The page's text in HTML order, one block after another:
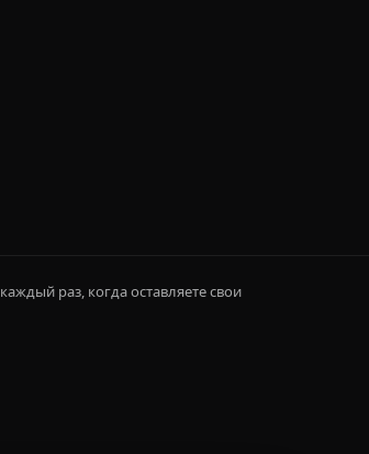
каждый раз, когда оставляете свои